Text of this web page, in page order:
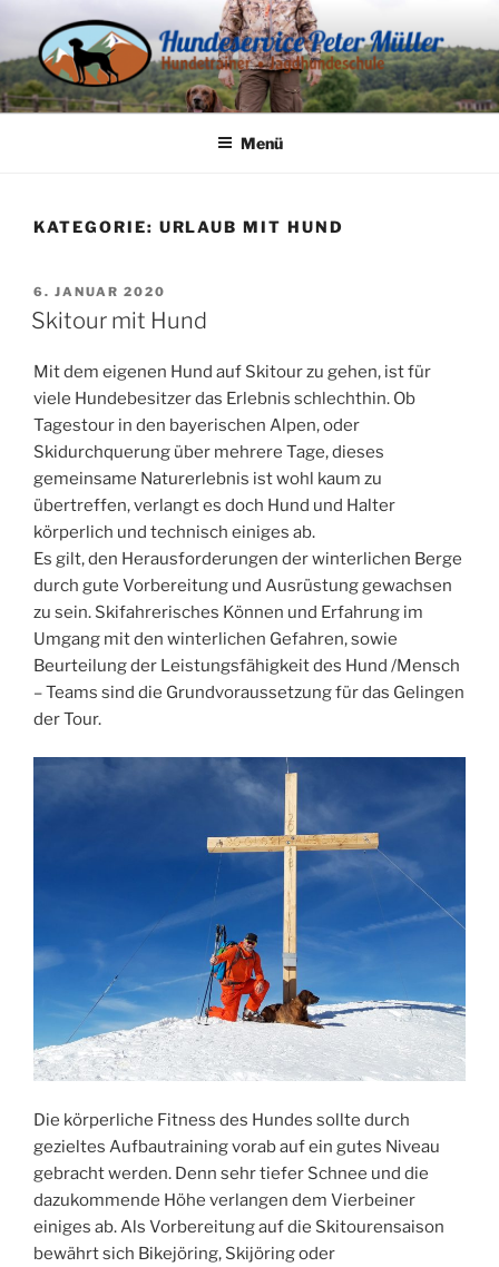
Inhalt
springen
HUNDESERVICE PETER
Hundetrainer und Jagdhundeschule
Menü
KATEGORIE: URLAUB MIT HUND
VERÖFFENTLICHT
AM
6. JANUAR 2020
Skitour mit Hund
Mit dem eigenen Hund auf Skitour zu gehen, ist für
viele Hundebesitzer das Erlebnis schlechthin. Ob
Tagestour in den bayerischen Alpen, oder
Skidurchquerung über mehrere Tage, dieses
gemeinsame Naturerlebnis ist wohl kaum zu
übertreffen, verlangt es doch Hund und Halter
körperlich und technisch einiges ab.
Es gilt, den Herausforderungen der winterlichen Berge
durch gute Vorbereitung und Ausrüstung gewachsen
zu sein. Skifahrerisches Können und Erfahrung im
Umgang mit den winterlichen Gefahren, sowie
Beurteilung der Leistungsfähigkeit des Hund /Mensch
– Teams sind die Grundvoraussetzung für das Gelingen
der Tour.
Die körperliche Fitness des Hundes sollte durch
gezieltes Aufbautraining vorab auf ein gutes Niveau
gebracht werden. Denn sehr tiefer Schnee und die
dazukommende Höhe verlangen dem Vierbeiner
einiges ab. Als Vorbereitung auf die Skitourensaison
bewährt sich Bikejöring, Skijöring oder